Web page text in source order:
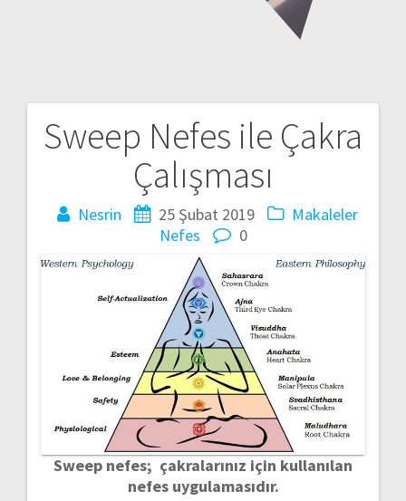
Sweep Nefes ile Çakra
Çalışması
Nesrin 25 Şubat 2019
Makaleler
Nefes
0
Sweep nefes; çakralarınız için kullanılan
nefes uygulamasıdır.
Yazı
gezinmesi